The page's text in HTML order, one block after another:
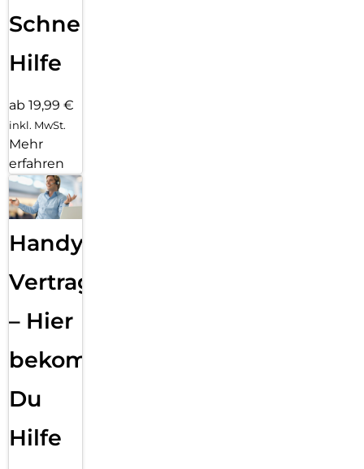
Schnelle
Hilfe
ab 19,99 €
inkl. MwSt.
Mehr
erfahren
Handy
Vertragsabwicklung
– Hier
bekommst
Du
Hilfe